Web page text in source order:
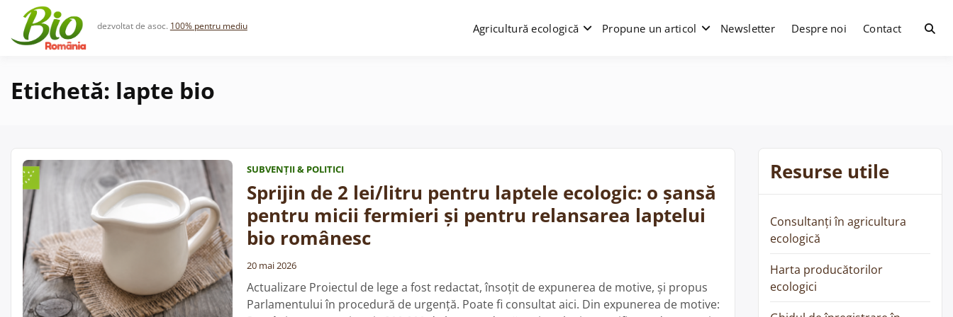
content
dezvoltat de asoc. 100% pentru mediu Agricultură ecologică Propune un articol Newsletter Despre noi Contact
Etichetă: lapte bio
SUBVENȚII & POLITICI
Sprijin de 2 lei/litru pentru laptele ecologic: o șansă
pentru micii fermieri și pentru relansarea laptelui
bio românesc
20 mai 2026
Actualizare Proiectul de lege a fost redactat, însoțit de expunerea de motive, și propus
Parlamentului în procedură de urgență. Poate fi consultat aici. Din expunerea de motive:
Resurse utile
Consultanți în agricultura
ecologică
Harta producătorilor
ecologici